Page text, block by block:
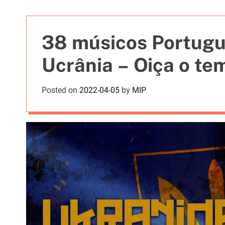
s
38 músicos
Ucrânia – Oiça o
Posted on 2022-04-05 by MIP